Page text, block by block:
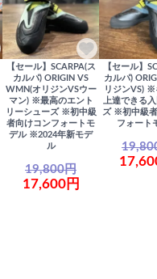
【セール】SCARPA(ス
カルパ) ORIGIN VS
WMN(オリジンVSウー
マン) ※最高のエント
リーシューズ ※初中級
者向けコンフォートモ
デル ※2024年新モデ
ル
19,800円
17,600円
【セール】
カルパ)
リジンVS) ※
上達できる
ズ ※初中級
フォート